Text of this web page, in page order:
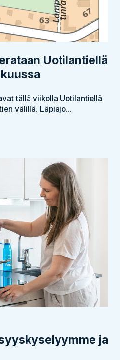
Uotilantiellä
tällä viikolla Uotilantiellä
välillä. Läpiajo...
ja